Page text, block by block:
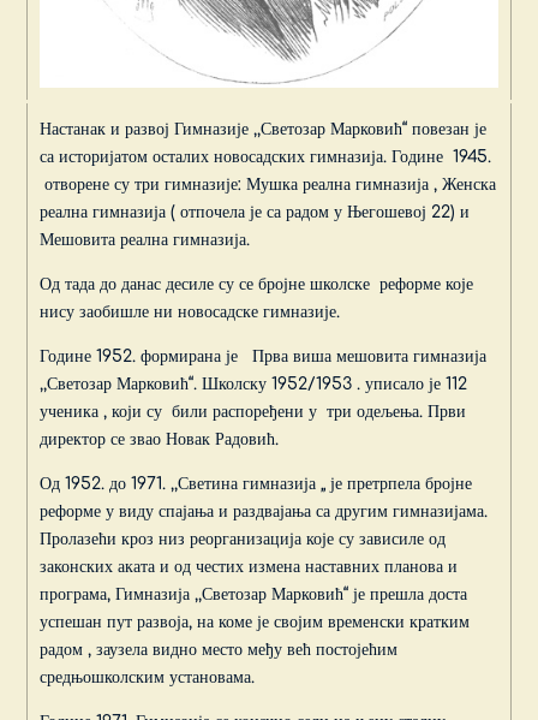
Настанак и развој Гимназије ,,Светозар Марковић“ повезан је
са историјатом осталих новосадских гимназија. Године 1945.
отворене су три гимназије: Мушка реална гимназија , Женска
реална гимназија ( отпочела је са радом у Његошевој 22) и
Мешовита реална гимназија.
Од тада до данас десиле су се бројне школске реформе које
нису заобишле ни новосадске гимназије.
Године 1952. формирана је Прва виша мешовита гимназија
,,Светозар Марковић“. Школску 1952/1953 . уписало је 112
ученика , који су били распоређени у три одељења. Први
директор се звао Новак Радовић.
Од 1952. до 1971. ,,Светина гимназија „ је претрпела бројне
реформе у виду спајања и раздвајања са другим гимназијама.
Пролазећи кроз низ реорганизација које су зависиле од
законских аката и од честих измена наставних планова и
програма, Гимназија ,,Светозар Марковић“ је прешла доста
успешан пут развоја, на коме је својим временски кратким
радом , заузела видно место међу већ постојећим
средњошколским установама.